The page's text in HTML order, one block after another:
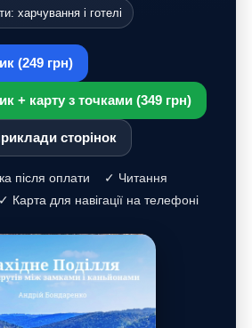
харчування і готелі
(249 грн)
+ карту з точками (349 грн)
сторінок
після оплати ✓ Читання
для навігації на телефоні